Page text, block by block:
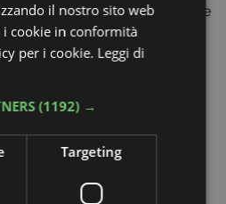
Si consiglia di procedere
code e assicurarsi
limitato di accessi
acquistati principalmente
:
su TicketOne:
artist/lucca-comics-
il nostro sito web
cookie in conformità
per i cookie. Leggi di
(1192) →
Targeting